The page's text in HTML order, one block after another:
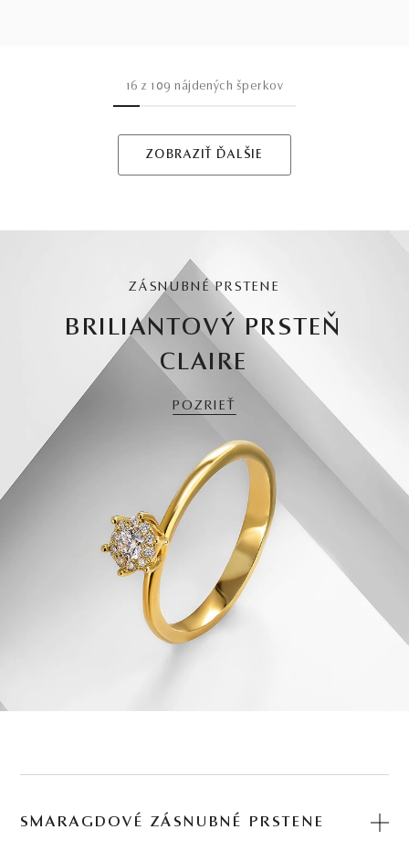
16 z 109 nájdených šperkov
ZOBRAZIŤ ĎALŠIE
ZÁSNUBNÉ PRSTENE
BRILIANTOVÝ PRSTEŇ
CLAIRE
POZRIEŤ
SMARAGDOVÉ ZÁSNUBNÉ PRSTENE